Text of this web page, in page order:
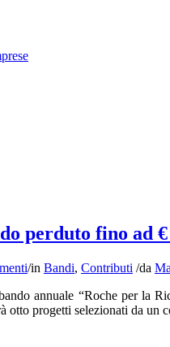
perduto fino ad
/in Bandi, Contributi /da
annuale “Roche per la
otto progetti selezionati da un